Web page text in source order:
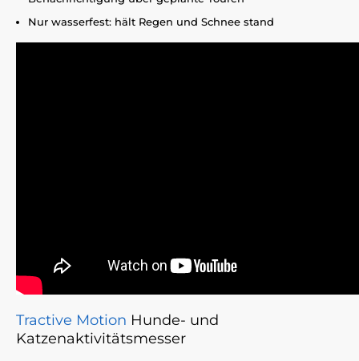
Nur wasserfest: hält Regen und Schnee stand
Tractive Motion Hunde- und
Katzenaktivitätsmesser